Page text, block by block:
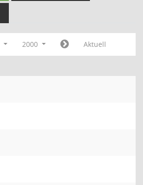
2000 Aktuell